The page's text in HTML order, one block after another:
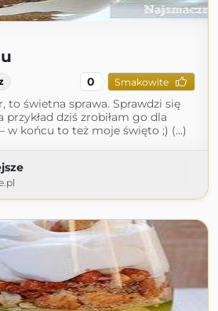
0 Smakowite
to świetna sprawa. Sprawdzi się
przykład dziś zrobiłam go dla
w końcu to też moje święto ;) (...)